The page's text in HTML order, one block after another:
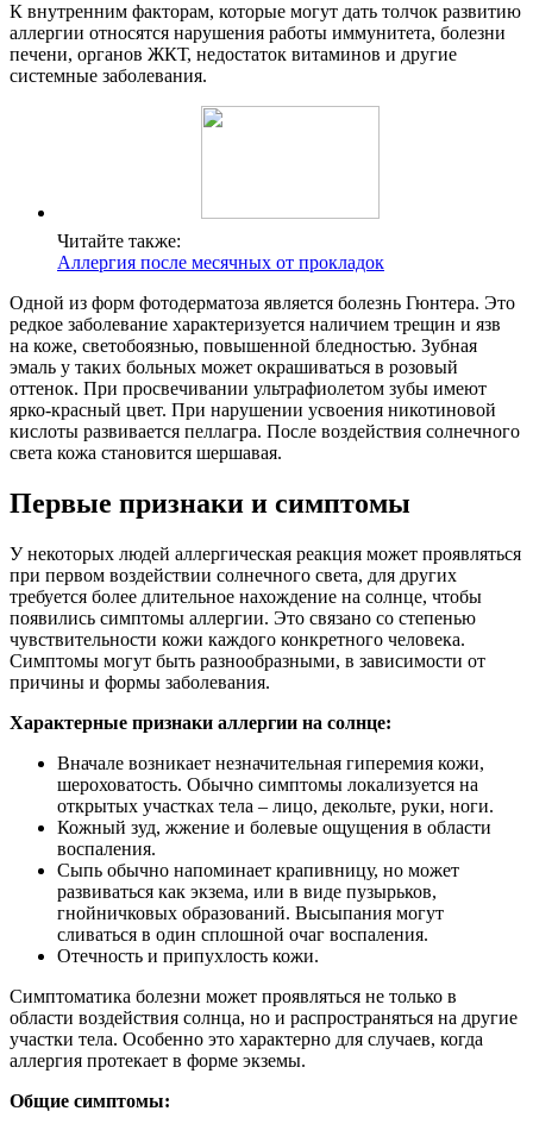
К внутренним факторам, которые могут дать толчок развитию
аллергии относятся нарушения работы иммунитета, болезни
печени, органов ЖКТ, недостаток витаминов и другие
системные заболевания.
Читайте также:
Аллергия после месячных от прокладок
Одной из форм фотодерматоза является болезнь Гюнтера. Это
редкое заболевание характеризуется наличием трещин и язв
на коже, светобоязнью, повышенной бледностью. Зубная
эмаль у таких больных может окрашиваться в розовый
оттенок. При просвечивании ультрафиолетом зубы имеют
ярко-красный цвет. При нарушении усвоения никотиновой
кислоты развивается пеллагра. После воздействия солнечного
света кожа становится шершавая.
Первые признаки и симптомы
У некоторых людей аллергическая реакция может проявляться
при первом воздействии солнечного света, для других
требуется более длительное нахождение на солнце, чтобы
появились симптомы аллергии. Это связано со степенью
чувствительности кожи каждого конкретного человека.
Симптомы могут быть разнообразными, в зависимости от
причины и формы заболевания.
Характерные признаки аллергии на солнце:
Вначале возникает незначительная гиперемия кожи,
шероховатость. Обычно симптомы локализуется на
открытых участках тела – лицо, декольте, руки, ноги.
Кожный зуд, жжение и болевые ощущения в области
воспаления.
Сыпь обычно напоминает крапивницу, но может
развиваться как экзема, или в виде пузырьков,
гнойничковых образований. Высыпания могут
сливаться в один сплошной очаг воспаления.
Отечность и припухлость кожи.
Симптоматика болезни может проявляться не только в
области воздействия солнца, но и распространяться на другие
участки тела. Особенно это характерно для случаев, когда
аллергия протекает в форме экземы.
Общие симптомы: